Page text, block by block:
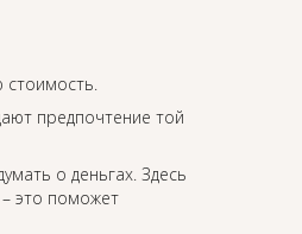
стоимость.
предпочтение той
о деньгах. Здесь
это поможет